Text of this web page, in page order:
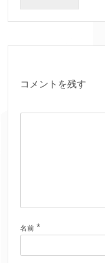
コメントを残す
名前 *